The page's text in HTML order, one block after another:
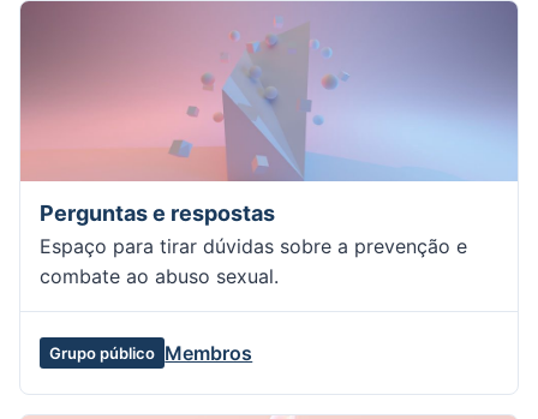
Perguntas e respostas
Espaço para tirar dúvidas sobre a prevenção e
combate ao abuso sexual.
Grupo público Membros